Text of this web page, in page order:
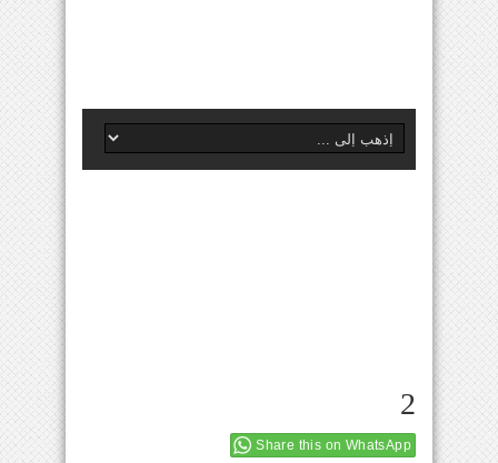
2
Share this on WhatsApp